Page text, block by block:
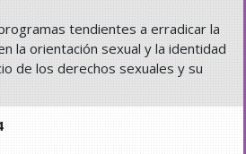
tendientes a erradicar la
la orientación sexual y la identidad
de los derechos sexuales y su